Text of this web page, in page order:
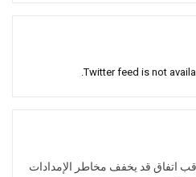
Twitter feed is not
اتفاق قد يخفف مخاطر الإمدادات